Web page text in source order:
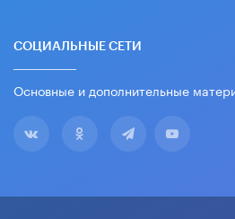
СОЦИАЛЬНЫЕ СЕТИ
Основные и дополнительные